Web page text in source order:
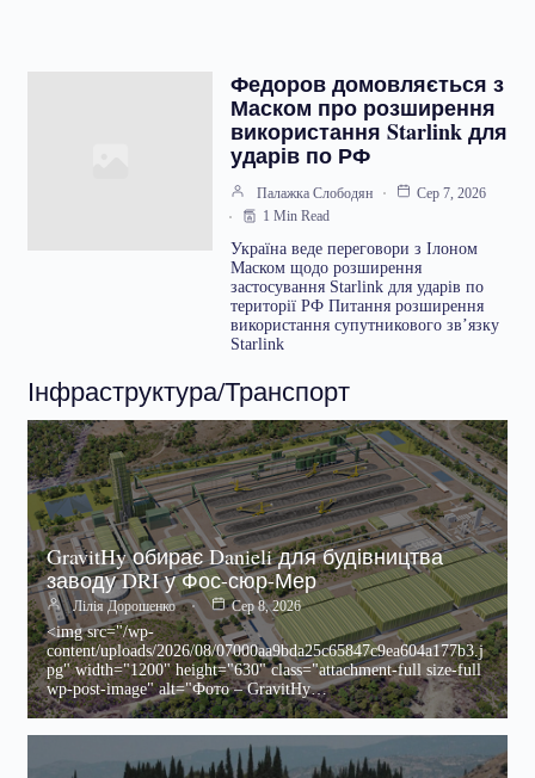
Федоров домовляється з
Маском про розширення
використання Starlink для
ударів по РФ
Палажка Слободян
Сер 7, 2026
1 Min Read
Україна веде переговори з Ілоном
Маском щодо розширення
застосування Starlink для ударів по
території РФ Питання розширення
використання супутникового зв’язку
Starlink
Інфраструктура/Транспорт
GravitHy обирає Danieli для будівництва
заводу DRI у Фос-сюр-Мер
Лілія Дорошенко Сер 8, 2026
<img src="/wp-
content/uploads/2026/08/07000aa9bda25c65847c9ea604a177b3.j
pg" width="1200" height="630" class="attachment-full size-full
wp-post-image" alt="Фото – GravitHy…